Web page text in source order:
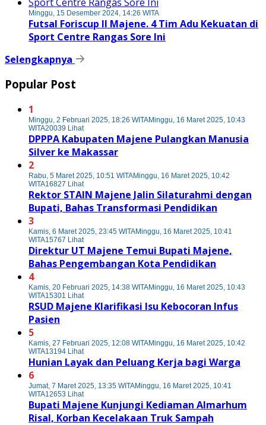
Minggu, 15 Desember 2024, 14:26 WITA
Futsal Foriscup II Majene. 4 Tim Adu Kekuatan di
Sport Centre Rangas Sore Ini
Selengkapnya
Popular Post
1
Minggu, 2 Februari 2025, 18:26 WITAMinggu, 16 Maret 2025, 10:43
WITA20039 Lihat
DPPPA Kabupaten Majene Pulangkan Manusia
Silver ke Makassar
2
Rabu, 5 Maret 2025, 10:51 WITAMinggu, 16 Maret 2025, 10:42
WITA16827 Lihat
Rektor STAIN Majene Jalin Silaturahmi dengan
Bupati, Bahas Transformasi Pendidikan
3
Kamis, 6 Maret 2025, 23:45 WITAMinggu, 16 Maret 2025, 10:41
WITA15767 Lihat
Direktur UT Majene Temui Bupati Majene,
Bahas Pengembangan Kota Pendidikan
4
Kamis, 20 Februari 2025, 14:38 WITAMinggu, 16 Maret 2025, 10:43
WITA15301 Lihat
RSUD Majene Klarifikasi Isu Kebocoran Infus
Pasien
5
Kamis, 27 Februari 2025, 12:08 WITAMinggu, 16 Maret 2025, 10:42
WITA13194 Lihat
Hunian Layak dan Peluang Kerja bagi Warga
6
Jumat, 7 Maret 2025, 13:35 WITAMinggu, 16 Maret 2025, 10:41
WITA12653 Lihat
Bupati Majene Kunjungi Kediaman Almarhum
Risal, Korban Kecelakaan Truk Sampah